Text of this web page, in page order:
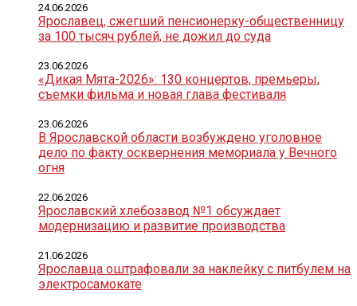
Ярославец, сжегший пенсионерку-общественницу
за 100 тысяч рублей, не дожил до суда
24.06.2026
«Дикая Мята-2026»: 130 концертов, премьеры,
съемки фильма и новая глава фестиваля
23.06.2026
В Ярославской области возбуждено уголовное
дело по факту осквернения мемориала у Вечного
огня
23.06.2026
Ярославский хлебозавод №1 обсуждает
модернизацию и развитие производства
22.06.2026
Ярославца оштрафовали за наклейку с питбулем на
электросамокате
21.06.2026